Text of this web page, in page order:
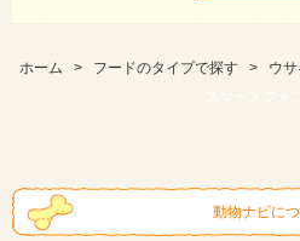
ホーム > フードのタイプで探す >
ウ
スマートフォ
動物ナビに